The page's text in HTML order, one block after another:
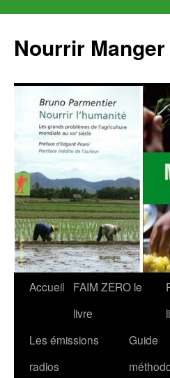
contenu
Nourrir Manger
Accueil
FAIM ZERO le
livre
Les émissions
radios
Guide